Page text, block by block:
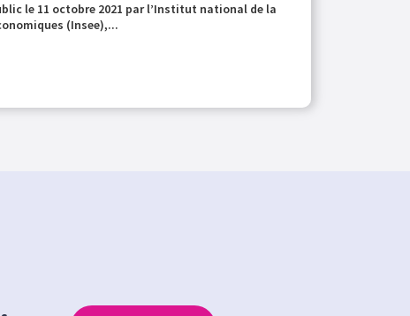
le 11 octobre 2021 par l’Institut national de la
(Insee),...